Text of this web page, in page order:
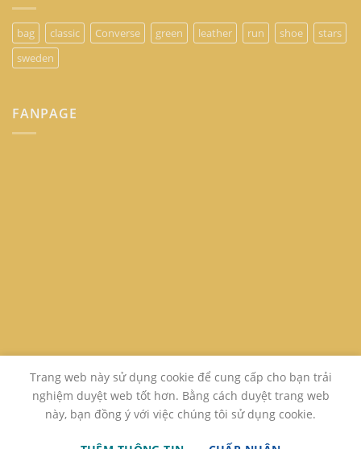
bag classic Converse green leather run shoe
stars
sweden
FANPAGE
Trang web này sử dụng cookie để cung cấp cho bạn trải
nghiệm duyệt web tốt hơn. Bằng cách duyệt trang web
này, bạn đồng ý với việc chúng tôi sử dụng cookie.